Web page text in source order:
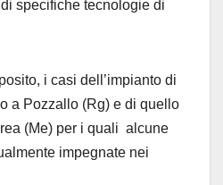
di specifiche tecnologie di
i casi dell’impianto di
a Pozzallo (Rg) e di quello
(Me) per i quali alcune
impegnate nei